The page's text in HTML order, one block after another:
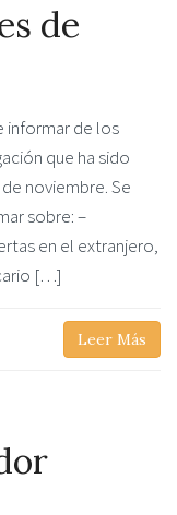
de
informar de los
que ha sido
noviembre. Se
sobre: –
en el extranjero,
[…]
Leer Más